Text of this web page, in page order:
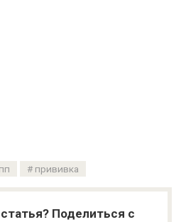
прививка
Поделиться с